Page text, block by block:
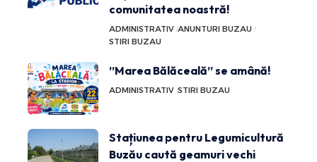
comunitatea noastră!
ADMINISTRATIV ANUNTURI BUZAU
STIRI BUZAU
”Marea Bălăceală” se amână!
ADMINISTRATIV STIRI BUZAU
Stațiunea pentru Legumicultură
Buzău caută geamuri vechi